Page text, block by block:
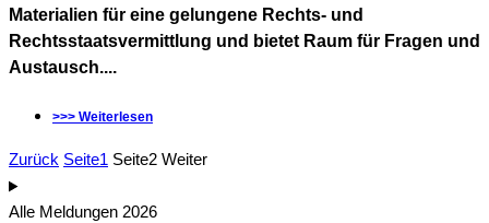
Materialien für eine gelungene Rechts- und
Rechtsstaatsvermittlung und bietet Raum für Fragen und
Austausch....
>>> Weiterlesen
Zurück Seite1 Seite2 Weiter
Alle Meldungen 2026